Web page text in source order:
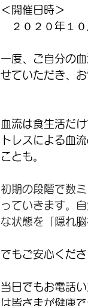
＜開催日時＞
２０２０年１０
一度、ご自分の
せていただき、
血流は食生活だ
トレスによる血
ことも。
初期の段階で数
っていきます。
な状態を「隠れ
でもご安心くだ
当日でもお電話
は皆さまが健康